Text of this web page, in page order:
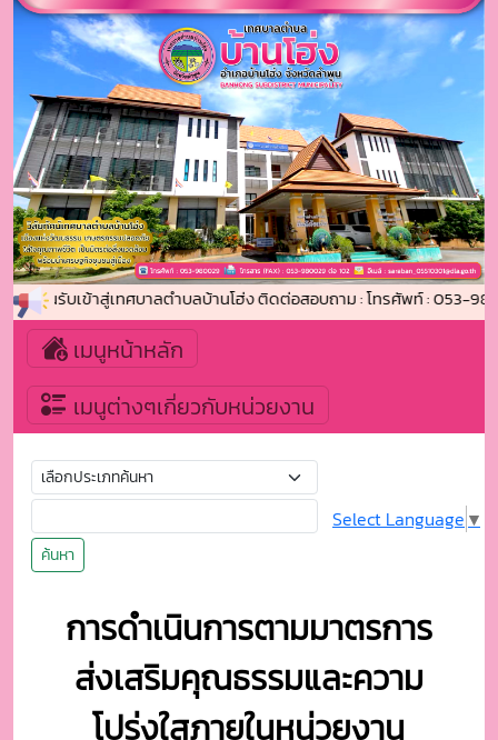
ต้อนรับเข้าสู่เทศบาลตำบลบ้านโฮ่ง ติดต่อสอบถาม : โทรศัพท์ : 053-
เมนูหน้าหลัก
เมนูต่างๆเกี่ยวกับหน่วยงาน
ค้นหา
Select Language ▼
การดำเนินการตามมาตรการ
ส่งเสริมคุณธรรมและความ
โปร่งใสภายในหน่วยงาน